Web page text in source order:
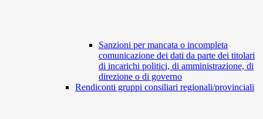
Sanzioni per mancata o incompleta
comunicazione dei dati da parte dei titolari
di incarichi politici, di amministrazione, di
direzione o di governo
Rendiconti gruppi consiliari regionali/provinciali